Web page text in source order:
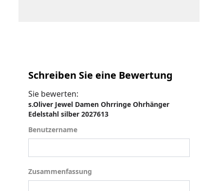
Schreiben Sie eine Bewertung
Sie bewerten:
s.Oliver Jewel Damen Ohrringe Ohrhänger
Edelstahl silber 2027613
Benutzername
Benutzername
Zusammenfassung
Zusammenfassung